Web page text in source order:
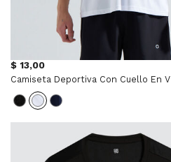
$ 13,00
Camiseta Deportiva Con Cuello En V